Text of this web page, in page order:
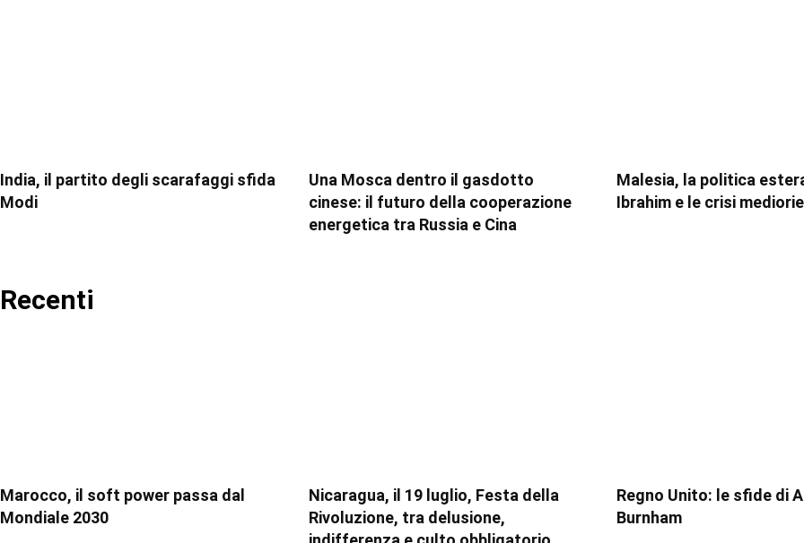
India, il partito degli scarafaggi sfida
Modi
Una Mosca dentro il gasdotto
cinese: il futuro della cooperazione
energetica tra Russia e Cina
Malesia, la politica
Ibrahim e le crisi
Recenti
Marocco, il soft power passa dal
Mondiale 2030
Nicaragua, il 19 luglio, Festa della
Rivoluzione, tra delusione,
Regno Unito: le sfide di
Burnham